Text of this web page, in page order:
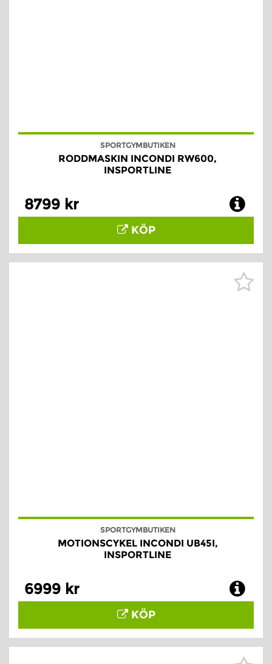
SPORTGYMBUTIKEN
RODDMASKIN INCONDI RW600,
INSPORTLINE
8799 kr
KÖP
SPORTGYMBUTIKEN
MOTIONSCYKEL INCONDI UB45I,
INSPORTLINE
6999 kr
KÖP